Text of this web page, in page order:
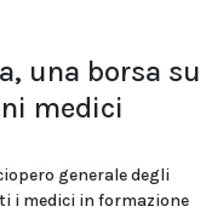
una borsa su
medici
generale degli
i medici in formazione